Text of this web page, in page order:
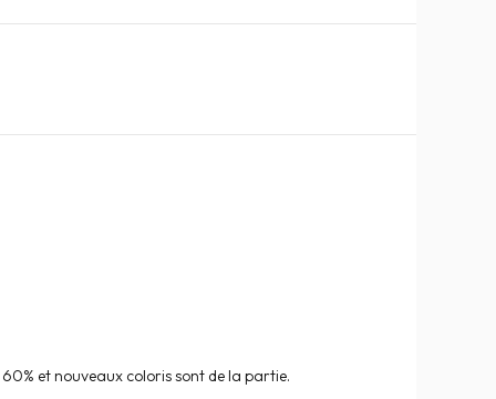
et nouveaux coloris sont de la partie.